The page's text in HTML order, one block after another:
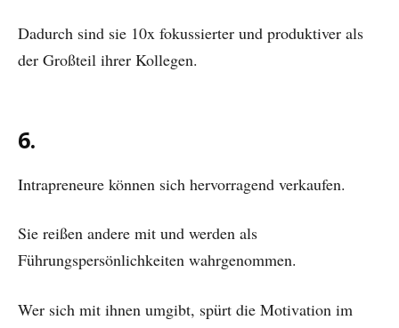
Dadurch sind sie 10x fokussierter und produktiver als
der Großteil ihrer Kollegen.
6.
Intrapreneure können sich hervorragend verkaufen.
Sie reißen andere mit und werden als
Führungspersönlichkeiten wahrgenommen.
Wer sich mit ihnen umgibt, spürt die Motivation im